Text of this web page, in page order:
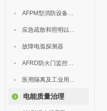
AFPM型消防设备电源监控系统
应急疏散和照明以及灯具
故障电弧探测器
AFRD防火门监控系统
医用隔离及工业用电绝缘检测
电能质量治理